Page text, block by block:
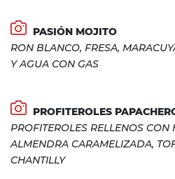
PASIÓN MOJITO
RON BLANCO, FRESA,
Y AGUA CON GAS
PROFITEROLES
PROFITEROLES RELLENOS
ALMENDRA CARAMELIZADA,
CHANTILLY